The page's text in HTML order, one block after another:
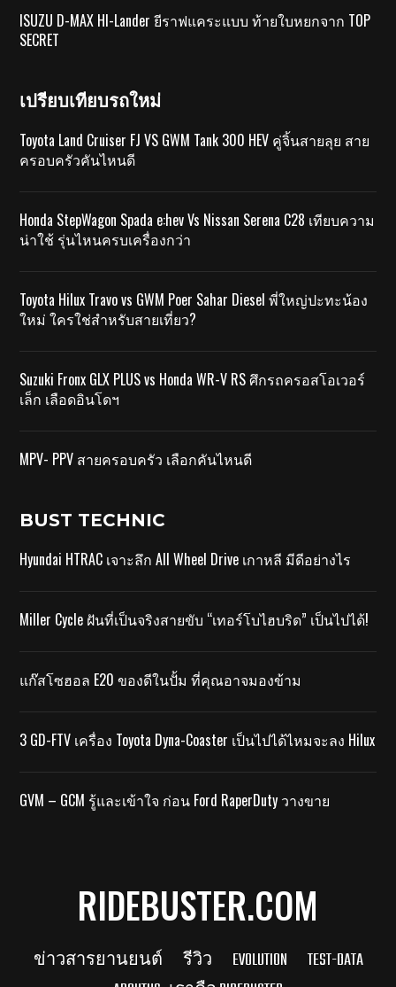
ISUZU D-MAX HI-Lander ยีราฟแคระแบบ ท้ายใบหยกจาก TOP
SECRET
เปรียบเทียบรถใหม่
Toyota Land Cruiser FJ VS GWM Tank 300 HEV คู่จิ้นสายลุย สาย
ครอบครัวคันไหนดี
Honda StepWagon Spada e:hev Vs Nissan Serena C28 เทียบความ
น่าใช้ รุ่นไหนครบเครื่องกว่า
Toyota Hilux Travo vs GWM Poer Sahar Diesel พี่ใหญ่ปะทะน้อง
ใหม่ ใครใช่สำหรับสายเที่ยว?
Suzuki Fronx GLX PLUS vs Honda WR-V RS ศึกรถครอสโอเวอร์
เล็ก เลือดอินโดฯ
MPV- PPV สายครอบครัว เลือกคันไหนดี
BUST TECHNIC
Hyundai HTRAC เจาะลึก All Wheel Drive เกาหลี มีดีอย่างไร
Miller Cycle ฝันที่เป็นจริงสายขับ “เทอร์โบไฮบริด” เป็นไปได้!
แก๊สโซฮอล E20 ของดีในปั้ม ที่คุณอาจมองข้าม
3 GD-FTV เครื่อง Toyota Dyna-Coaster เป็นไปได้ไหมจะลง Hilux
GVM – GCM รู้และเข้าใจ ก่อน Ford RaperDuty วางขาย
RIDEBUSTER.COM
ข่าวสารยานยนต์ รีวิว EVOLUTION
TEST-DATA